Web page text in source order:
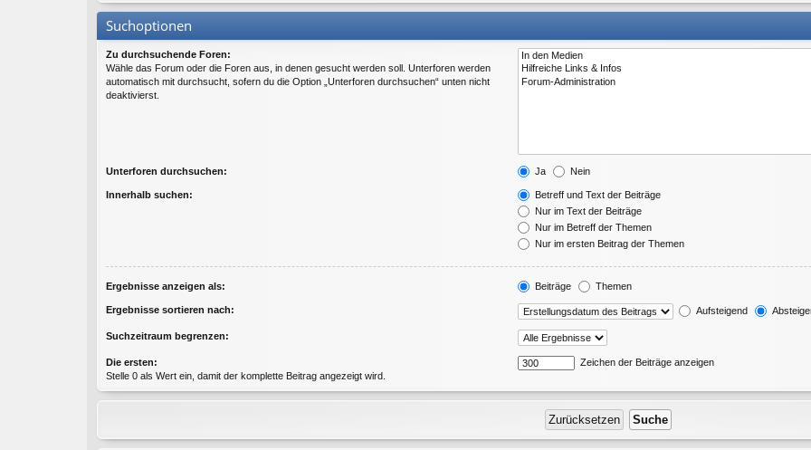
Suchoptionen
Zu durchsuchende Foren:
Wähle das Forum oder die Foren aus, in denen gesucht werden soll. Unterforen werden
automatisch mit durchsucht, sofern du die Option „Unterforen durchsuchen“ unten nicht
deaktivierst.
Unterforen durchsuchen: Ja Nein
Innerhalb suchen:
Betreff und Text der Beiträge
Nur im Text der Beiträge
Nur im Betreff der Themen
Nur im ersten Beitrag der Themen
Ergebnisse anzeigen als: Beiträge Themen
Ergebnisse sortieren nach: Aufsteigend
Suchzeitraum begrenzen:
Die ersten:
Stelle 0 als Wert ein, damit der komplette Beitrag angezeigt wird.
Zeichen der Beiträge anzeigen